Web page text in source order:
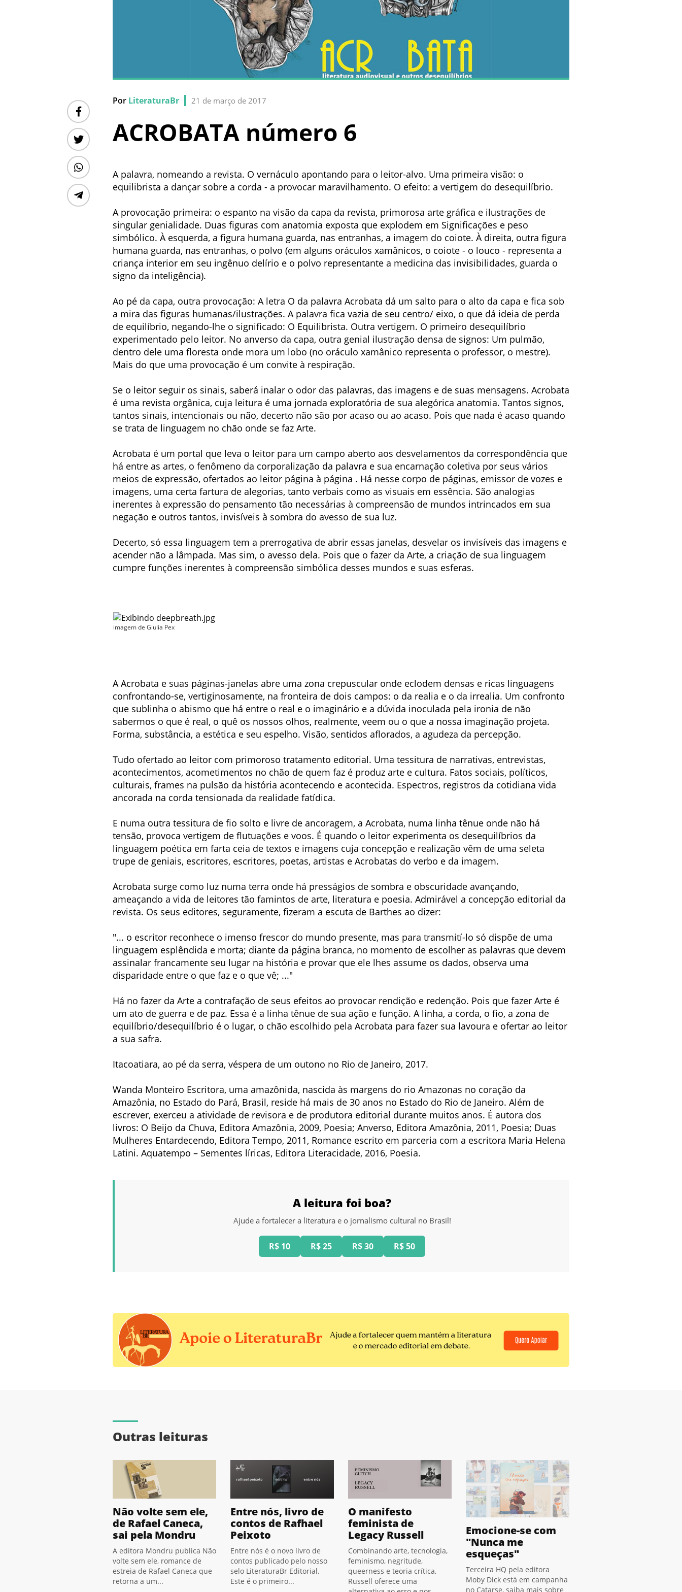
Por LiteraturaBr 21 de março de 2017
ACROBATA número 6
A palavra, nomeando a revista. O vernáculo apontando para o leitor-alvo. Uma primeira visão: o
equilibrista a dançar sobre a corda - a provocar maravilhamento. O efeito: a vertigem do desequilíbrio.
A provocação primeira: o espanto na visão da capa da revista, primorosa arte gráfica e ilustrações de
singular genialidade. Duas figuras com anatomia exposta que explodem em Significações e peso
simbólico. À esquerda, a figura humana guarda, nas entranhas, a imagem do coiote. À direita, outra figura
humana guarda, nas entranhas, o polvo (em alguns oráculos xamânicos, o coiote - o louco - representa a
criança interior em seu ingênuo delírio e o polvo representante a medicina das invisibilidades, guarda o
signo da inteligência).
Ao pé da capa, outra provocação: A letra O da palavra Acrobata dá um salto para o alto da capa e fica sob
a mira das figuras humanas/ilustrações. A palavra fica vazia de seu centro/ eixo, o que dá ideia de perda
de equilíbrio, negando-lhe o significado: O Equilibrista. Outra vertigem. O primeiro desequilíbrio
experimentado pelo leitor. No anverso da capa, outra genial ilustração densa de signos: Um pulmão,
dentro dele uma floresta onde mora um lobo (no oráculo xamânico representa o professor, o mestre).
Mais do que uma provocação é um convite à respiração.
Se o leitor seguir os sinais, saberá inalar o odor das palavras, das imagens e de suas mensagens. Acrobata
é uma revista orgânica, cuja leitura é uma jornada exploratória de sua alegórica anatomia. Tantos signos,
tantos sinais, intencionais ou não, decerto não são por acaso ou ao acaso. Pois que nada é acaso quando
se trata de linguagem no chão onde se faz Arte.
Acrobata é um portal que leva o leitor para um campo aberto aos desvelamentos da correspondência que
há entre as artes, o fenômeno da corporalização da palavra e sua encarnação coletiva por seus vários
meios de expressão, ofertados ao leitor página à página . Há nesse corpo de páginas, emissor de vozes e
imagens, uma certa fartura de alegorias, tanto verbais como as visuais em essência. São analogias
inerentes à expressão do pensamento tão necessárias à compreensão de mundos intrincados em sua
negação e outros tantos, invisíveis à sombra do avesso de sua luz.
Decerto, só essa linguagem tem a prerrogativa de abrir essas janelas, desvelar os invisíveis das imagens e
acender não a lâmpada. Mas sim, o avesso dela. Pois que o fazer da Arte, a criação de sua linguagem
cumpre funções inerentes à compreensão simbólica desses mundos e suas esferas.
imagem de Giulia Pex
A Acrobata e suas páginas-janelas abre uma zona crepuscular onde eclodem densas e ricas linguagens
confrontando-se, vertiginosamente, na fronteira de dois campos: o da realia e o da irrealia. Um confronto
que sublinha o abismo que há entre o real e o imaginário e a dúvida inoculada pela ironia de não
sabermos o que é real, o quê os nossos olhos, realmente, veem ou o que a nossa imaginação projeta.
Forma, substância, a estética e seu espelho. Visão, sentidos aflorados, a agudeza da percepção.
Tudo ofertado ao leitor com primoroso tratamento editorial. Uma tessitura de narrativas, entrevistas,
acontecimentos, acometimentos no chão de quem faz é produz arte e cultura. Fatos sociais, políticos,
culturais, frames na pulsão da história acontecendo e acontecida. Espectros, registros da cotidiana vida
ancorada na corda tensionada da realidade fatídica.
E numa outra tessitura de fio solto e livre de ancoragem, a Acrobata, numa linha tênue onde não há
tensão, provoca vertigem de flutuações e voos. É quando o leitor experimenta os desequilíbrios da
linguagem poética em farta ceia de textos e imagens cuja concepção e realização vêm de uma seleta
trupe de geniais, escritores, escritores, poetas, artistas e Acrobatas do verbo e da imagem.
Acrobata surge como luz numa terra onde há presságios de sombra e obscuridade avançando,
ameaçando a vida de leitores tão famintos de arte, literatura e poesia. Admirável a concepção editorial da
revista. Os seus editores, seguramente, fizeram a escuta de Barthes ao dizer:
"... o escritor reconhece o imenso frescor do mundo presente, mas para transmití-lo só dispõe de uma
linguagem esplêndida e morta; diante da página branca, no momento de escolher as palavras que devem
assinalar francamente seu lugar na história e provar que ele lhes assume os dados, observa uma
disparidade entre o que faz e o que vê; ..."
Há no fazer da Arte a contrafação de seus efeitos ao provocar rendição e redenção. Pois que fazer Arte é
um ato de guerra e de paz. Essa é a linha tênue de sua ação e função. A linha, a corda, o fio, a zona de
equilíbrio/desequilíbrio é o lugar, o chão escolhido pela Acrobata para fazer sua lavoura e ofertar ao leitor
a sua safra.
Itacoatiara, ao pé da serra, véspera de um outono no Rio de Janeiro, 2017.
Wanda Monteiro Escritora, uma amazônida, nascida às margens do rio Amazonas no coração da
Amazônia, no Estado do Pará, Brasil, reside há mais de 30 anos no Estado do Rio de Janeiro. Além de
escrever, exerceu a atividade de revisora e de produtora editorial durante muitos anos. É autora dos
livros: O Beijo da Chuva, Editora Amazônia, 2009, Poesia; Anverso, Editora Amazônia, 2011, Poesia; Duas
Mulheres Entardecendo, Editora Tempo, 2011, Romance escrito em parceria com a escritora Maria Helena
Latini. Aquatempo – Sementes líricas, Editora Literacidade, 2016, Poesia.
A leitura foi boa?
Ajude a fortalecer a literatura e o jornalismo cultural no Brasil!
R$ 10 R$ 25 R$ 30 R$ 50
Outras leituras
Não volte sem ele,
de Rafael Caneca,
sai pela Mondru
A editora Mondru publica Não
volte sem ele, romance de
estreia de Rafael Caneca que
retorna a um...
Entre nós, livro de
contos de Rafhael
Peixoto
Entre nós é o novo livro de
contos publicado pelo nosso
selo LiteraturaBr Editorial.
Este é o primeiro...
O manifesto
feminista de
Legacy Russell
Combinando arte, tecnologia,
feminismo, negritude,
queerness e teoria crítica,
Russell oferece uma
Emocione-se com
"Nunca me
esqueças"
Terceira HQ pela editora
Moby Dick está em campanha
no Catarse, saiba mais sobre